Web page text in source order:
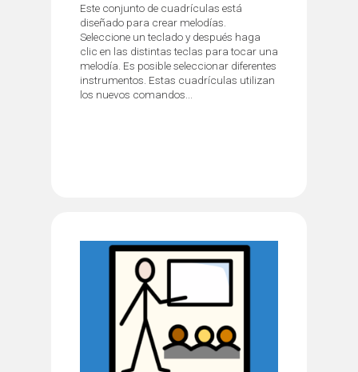
Este conjunto de cuadrículas está
diseñado para crear melodías.
Seleccione un teclado y después haga
clic en las distintas teclas para tocar una
melodía. Es posible seleccionar diferentes
instrumentos. Estas cuadrículas utilizan
los nuevos comandos...